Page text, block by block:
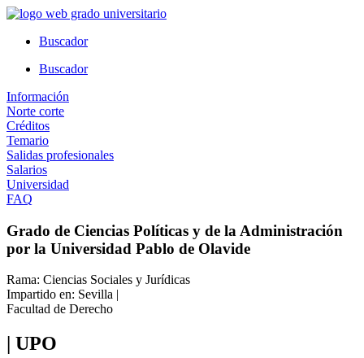
Ir
contenidoBuscador
Buscador
Información
Norte corte
Créditos
Temario
Salidas profesionales
Salarios
Universidad
FAQ
Grado de Ciencias Políticas y de la Administración
por la Universidad Pablo de Olavide
Rama: Ciencias Sociales y Jurídicas
Impartido en: Sevilla |
Facultad de Derecho
| UPO